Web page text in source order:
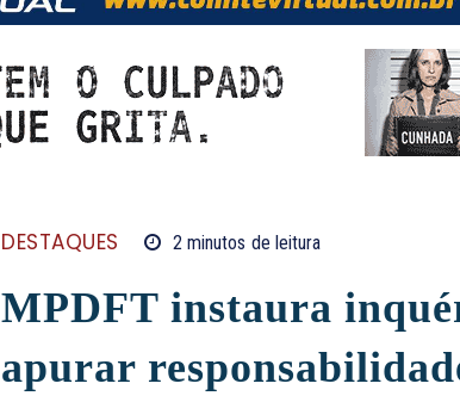
DESTAQUES 2 minutos de leitura
MPDFT instaura
apurar